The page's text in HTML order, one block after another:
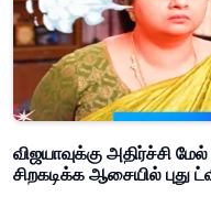
விஜயாவுக்கு அதிர்ச்சி
சிறகடிக்க ஆசையில் புது